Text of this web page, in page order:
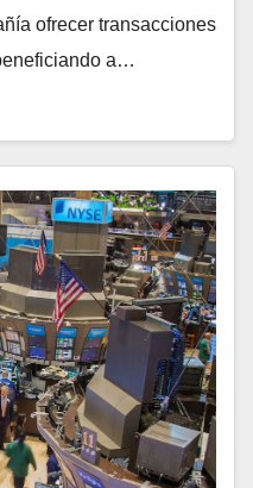
ofrecer transacciones
a…